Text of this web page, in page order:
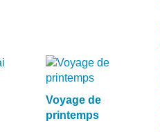
Voyage de
printemps